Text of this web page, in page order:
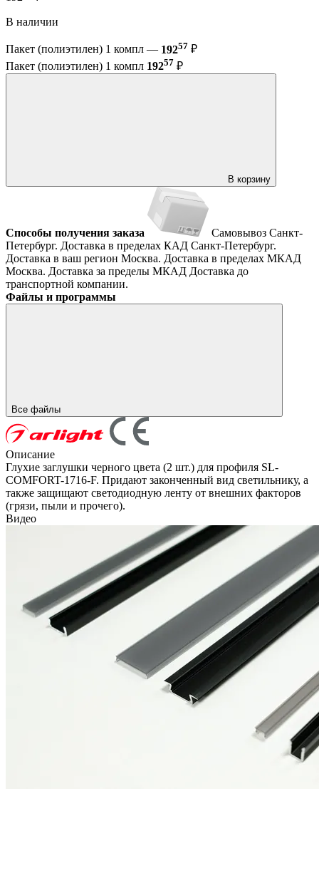
В наличии
Пакет (полиэтилен) 1 компл — 19257 ₽
Пакет (полиэтилен) 1 компл 19257 ₽
В корзину
Способы получения заказа Самовывоз Санкт-
Петербург. Доставка в пределах КАД Санкт-Петербург.
Доставка в ваш регион Москва. Доставка в пределах МКАД
Москва. Доставка за пределы МКАД Доставка до
транспортной компании.
Файлы и программы
Все файлы
Описание
Глухие заглушки черного цвета (2 шт.) для профиля SL-
COMFORT-1716-F. Придают законченный вид светильнику, а
также защищают светодиодную ленту от внешних факторов
(грязи, пыли и прочего).
Видео